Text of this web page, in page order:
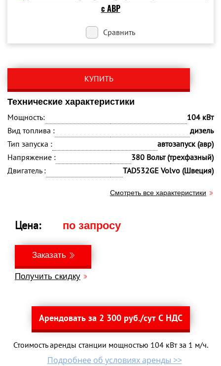
Сравнить
КУПИТЬ
Технические характеристики
Мощность:
104 кВт
Вид топлива :
дизель
Тип запуска :
автозапуск (авр)
Напряжение :
380 Вольт (трехфазный)
Двигатель :
TAD532GE Volvo (Швеция)
Смотреть все характеристики
Цена: по запросу
Заказать
Получить скидку
Арендовать за 2 300 руб./сут С НДС
Стоимость аренды станции мощностью 104 кВт за 1 м/ч.
Подробнее об условиях аренды >>